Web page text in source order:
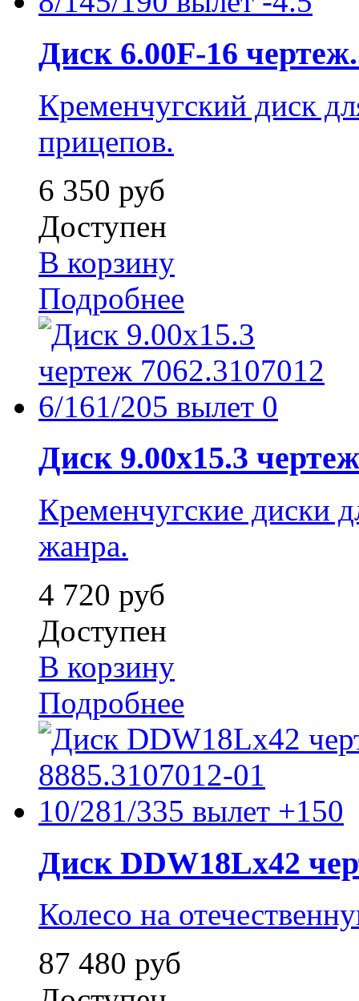
Диск 6.00F-16
Кременчугский диск
прицепов.
6 350 руб
Доступен
В корзину
Подробнее
Диск 9.00x15.3
Кременчугские диски
жанра.
4 720 руб
Доступен
В корзину
Подробнее
Диск DDW18Lx42
Колесо на
87 480 руб